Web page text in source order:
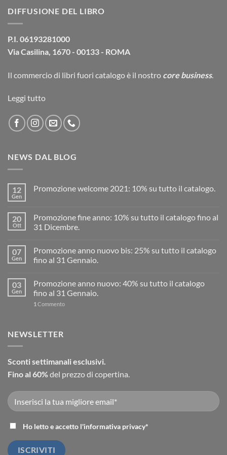
39,00€.37,10€.
DIFFUSIONE DEL LIBRO
P.I. 06193281000
Via Casilina, 1670 - 00133 - ROMA
Il commercio di libri fuori catalogoè il nostro core business.
Leggi tutto
NEWS DAL BLOG
12
Gen
Promozione welcome 2021: 10% su tutto il catalogo.
20
Ott
Promozione fine anno: 10% su tutto il catalogo fino al
31 Dicembre.
07
Gen
Promozione anno nuovo bis: 25% su tutto il catalogo
fino al 31 Gennaio.
03
Gen
Promozione anno nuovo: 40% su tutto il catalogo
fino al 31 Gennaio.
1 Commento
NEWSLETTER
Sconti settimanali esclusivi.
Fino al 60%del prezzo di copertina.
Ho letto e accetto l'informativa privacy*